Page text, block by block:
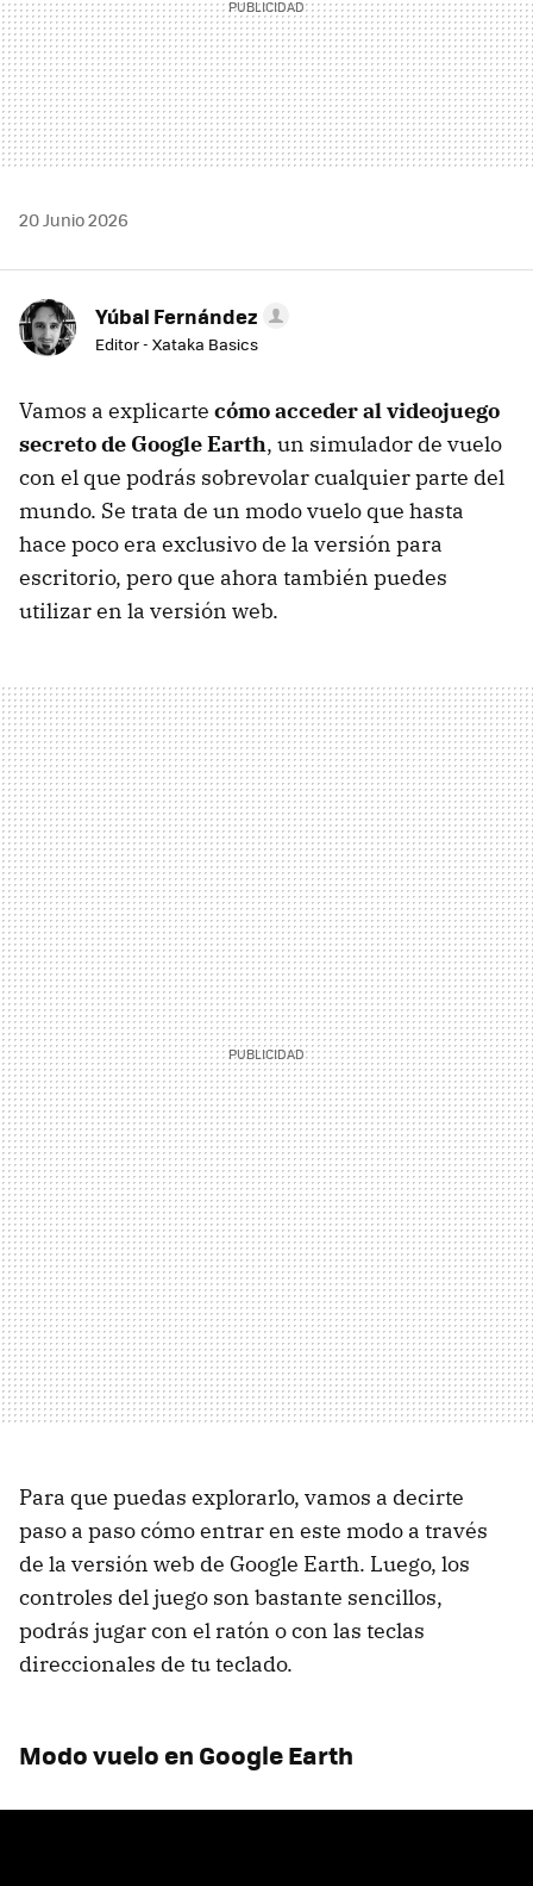
20 Junio 2026
Yúbal Fernández
Editor - Xataka Basics
Vamos a explicarte cómo acceder al videojuego
secreto de Google Earth, un simulador de vuelo
con el que podrás sobrevolar cualquier parte del
mundo. Se trata de un modo vuelo que hasta
hace poco era exclusivo de la versión para
escritorio, pero que ahora también puedes
utilizar en la versión web.
Para que puedas explorarlo, vamos a decirte
paso a paso cómo entrar en este modo a través
de la versión web de Google Earth. Luego, los
controles del juego son bastante sencillos,
podrás jugar con el ratón o con las teclas
direccionales de tu teclado.
Modo vuelo en Google Earth